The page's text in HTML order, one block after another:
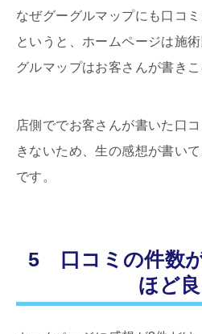
なぜグーグルマップにも口コ
というと、ホームページは施
グルマップはお客さんが書きこ
店側ででお客さんが書いた口
きないため、生の感想が書い
です。
5 口コミの件数
ほど